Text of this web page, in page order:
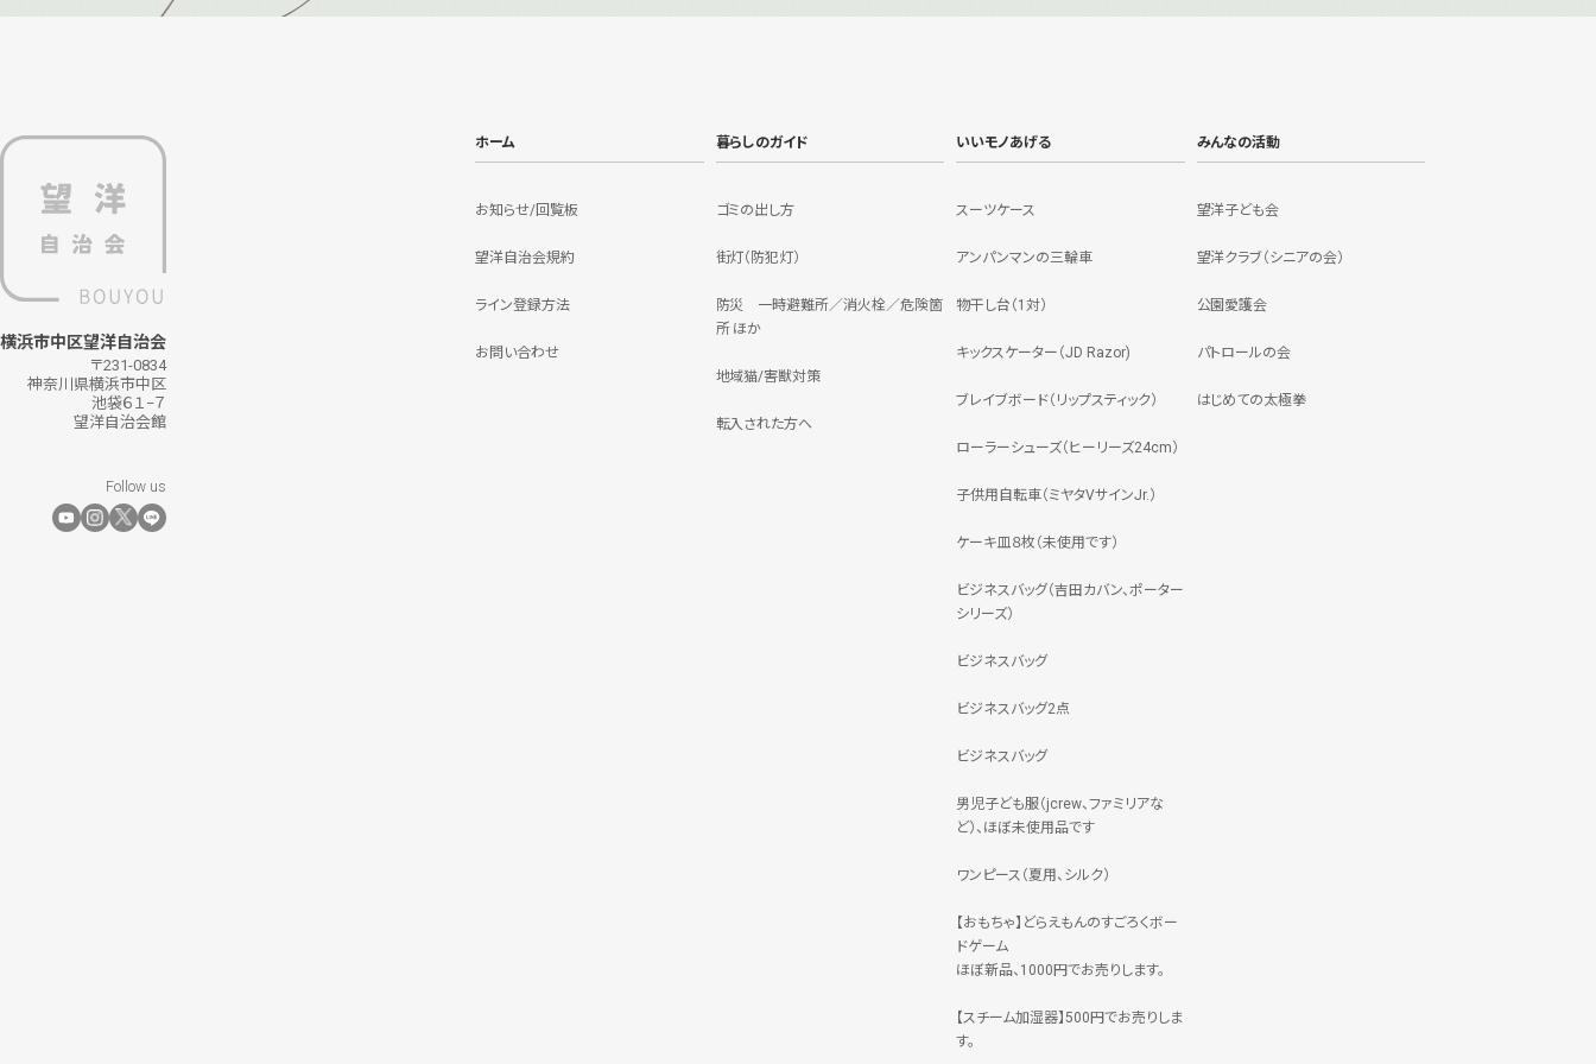
横浜市中区望洋自治会
〒231-0834
神奈川県横浜市中区
池袋６１−７
望洋自治会館
ホーム
お知らせ/回覧板
望洋自治会規約
ライン登録方法
お問い合わせ
暮らしのガイド
ゴミの出し方
街灯（防犯灯）
防災 一時避難所／消火栓／危険箇
所 ほか
地域猫/害獣対策
転入された方へ
いいモノあげる
スーツケース
アンパンマンの三輪車
物干し台（1対）
キックスケーター（JD Razor)
ブレイブボード（リップスティック）
ローラーシューズ（ヒーリーズ24cm）
子供用自転車（ミヤタVサインJr.）
ケーキ皿８枚（未使用です）
ビジネスバッグ（吉田カバン、ポーター
シリーズ）
ビジネスバッグ
ビジネスバッグ2点
ビジネスバッグ
男児子ども服（jcrew、ファミリアな
ど）、ほぼ未使用品です
ワンピース（夏用、シルク）
【おもちゃ】どらえもんのすごろくボー
ドゲーム
ほぼ新品、1000円でお売りします。
【スチーム加湿器】500円でお売りしま
す。
みんなの活動
望洋子ども会
望洋クラブ（シニアの会）
公園愛護会
パトロールの会
はじめての太極拳